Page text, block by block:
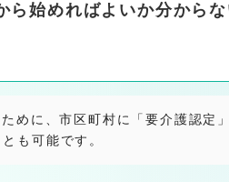
アプランセンター
ら始めればよいか分からな
めに、市区町村に「要介護認定
も可能です。